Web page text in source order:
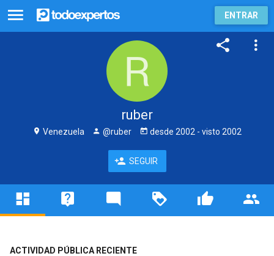
ENTRAR
ruber
Venezuela @ruber desde 2002 - visto 2002
SEGUIR
ACTIVIDAD PÚBLICA RECIENTE